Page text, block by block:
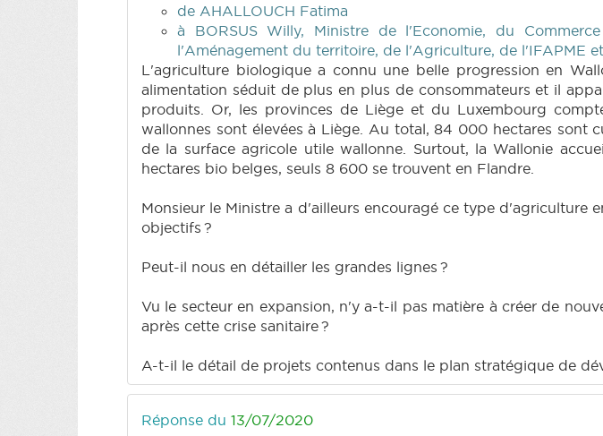
de AHALLOUCH Fatima
à BORSUS Willy, Ministre de l'Economie, du
l'Aménagement du territoire, de l'Agriculture, de l'IFAPME
L'agriculture biologique a connu une belle progression en
alimentation séduit de plus en plus de consommateurs et il
produits. Or, les provinces de Liège et du Luxembourg
wallonnes sont élevées à Liège. Au total, 84 000 hectares sont
de la surface agricole utile wallonne. Surtout, la Wallonie
hectares bio belges, seuls 8 600 se trouvent en Flandre.
Monsieur le Ministre a d'ailleurs encouragé ce type d'agriculture
objectifs ?
Peut-il nous en détailler les grandes lignes ?
Vu le secteur en expansion, n'y a-t-il pas matière à créer de
après cette crise sanitaire ?
A-t-il le détail de projets contenus dans le plan stratégique de
Réponse du 13/07/2020